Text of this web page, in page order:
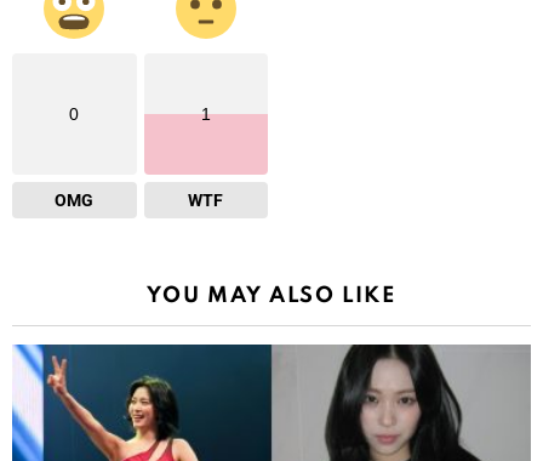
0
OMG
1
WTF
YOU MAY ALSO LIKE